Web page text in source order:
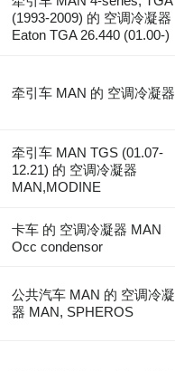
(1993-2009) 的 空调冷凝器
Eaton TGA 26.440 (01.00-)
牵引车 MAN 的 空调冷凝器
牵引车 MAN TGS (01.07-
12.21) 的 空调冷凝器
MAN,MODINE
卡车 的 空调冷凝器 MAN
Occ condensor
公共汽车 MAN 的 空调冷凝
器 MAN, SPHEROS